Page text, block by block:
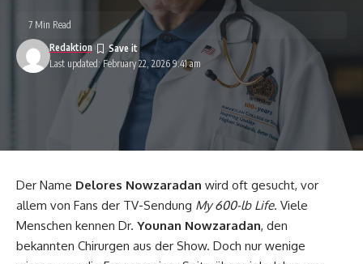
Last updated: February 22, 2026 9:41 am
Redaktion
7 Min Read
Der Name Delores Nowzaradan wird oft gesucht, vor
allem von Fans der TV-Sendung My 600-lb Life. Viele
Menschen kennen Dr. Younan Nowzaradan, den
bekannten Chirurgen aus der Show. Doch nur wenige